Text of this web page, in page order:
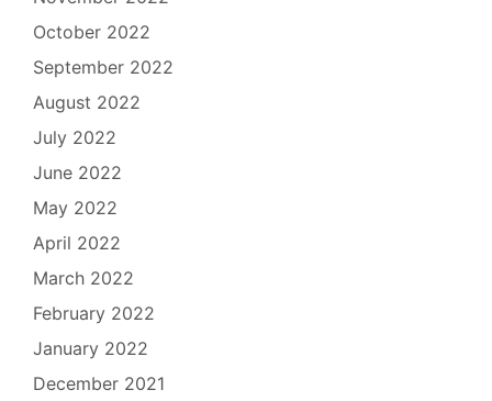
October 2022
September 2022
August 2022
July 2022
June 2022
May 2022
April 2022
March 2022
February 2022
January 2022
December 2021